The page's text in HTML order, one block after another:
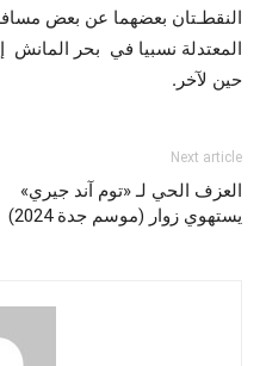
المعتدلة نسبيا في بحر المانش
حين لآخر.
Next article
العزف الحي لـ «توم آند جيري»
يستهوي زوار (موسم جدة 2024)